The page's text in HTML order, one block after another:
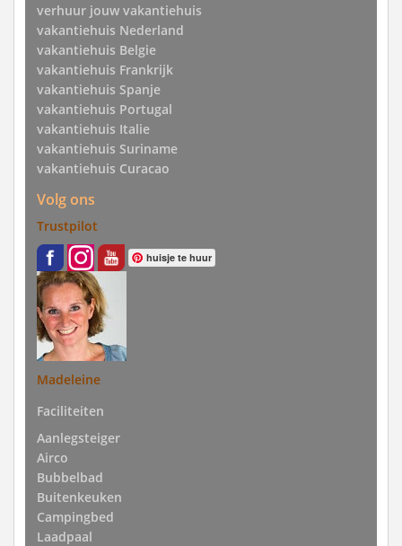
verhuur jouw vakantiehuis
vakantiehuis Nederland
vakantiehuis Belgie
vakantiehuis Frankrijk
vakantiehuis Spanje
vakantiehuis Portugal
vakantiehuis Italie
vakantiehuis Suriname
vakantiehuis Curacao
Volg ons
Trustpilot
huisje te huur
Madeleine
Faciliteiten
Aanlegsteiger
Airco
Bubbelbad
Buitenkeuken
Campingbed
Laadpaal